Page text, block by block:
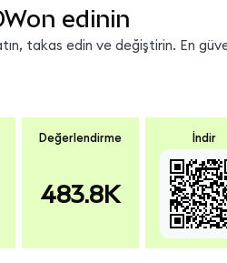
edinin
takas edin ve değiştirin. En
Değerlendirme
483.8K
İndir